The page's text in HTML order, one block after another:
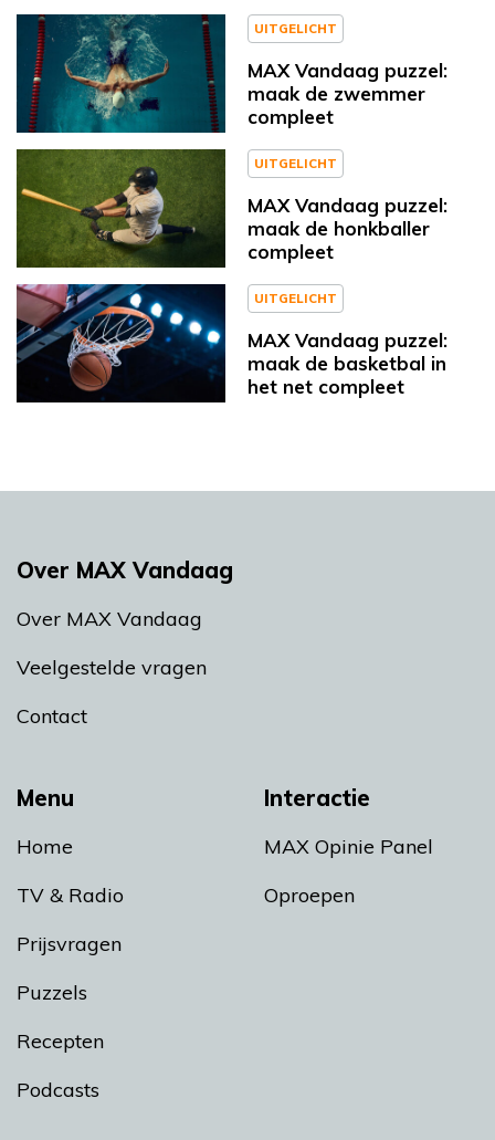
UITGELICHT
MAX Vandaag puzzel:
maak de zwemmer
compleet
UITGELICHT
MAX Vandaag puzzel:
maak de honkballer
compleet
UITGELICHT
MAX Vandaag puzzel:
maak de basketbal in
het net compleet
Menu
Home
TV & Radio
Prijsvragen
Puzzels
Recepten
Podcasts
Interactie
MAX Opinie Panel
Oproepen
Over MAX Vandaag
Over MAX Vandaag
Veelgestelde vragen
Contact